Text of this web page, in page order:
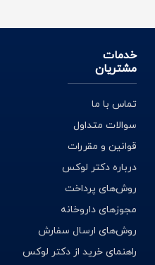
خدمات
مشتریان
تماس با ما
سوالات متداول
قوانین و مقررات
درباره دکتر لوکس
روش‌های پرداخت
مجوزهای داروخانه
روش‌های ارسال سفارش
راهنمای خرید از دکتر لوکس